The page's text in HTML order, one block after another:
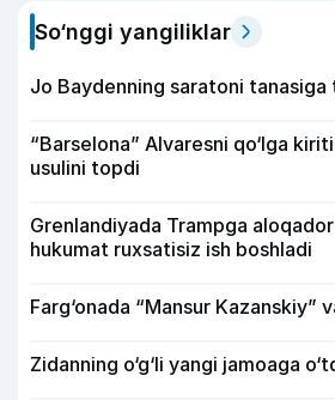
So‘nggi yangiliklar
Jo Baydenning saratoni
“Barselona” Alvaresni qo‘lga
usulini topdi
Grenlandiyada Trampga
hukumat ruxsatisiz ish boshladi
Farg‘onada “Mansur Kazanskiy”
Zidanning o‘g‘li yangi jamoaga